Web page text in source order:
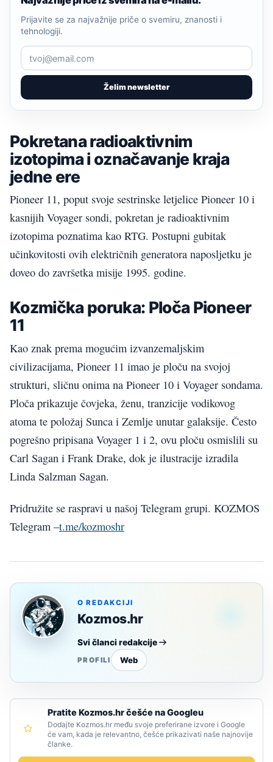
Želim newsletter
Prijavite se za najvažnije priče o svemiru, znanosti i
tehnologiji.
Pokretana radioaktivnim
izotopima i označavanje kraja
jedne ere
Pioneer 11, poput svoje sestrinske letjelice Pioneer 10 i
kasnijih Voyager sondi, pokretan je radioaktivnim
izotopima poznatima kao RTG. Postupni gubitak
učinkovitosti ovih električnih generatora naposljetku je
doveo do završetka misije 1995. godine.
Kozmička poruka: Ploča Pioneer
11
Kao znak prema mogućim izvanzemaljskim
civilizacijama, Pioneer 11 imao je ploču na svojoj
strukturi, sličnu onima na Pioneer 10 i Voyager sondama.
Ploča prikazuje čovjeka, ženu, tranzicije vodikovog
atoma te položaj Sunca i Zemlje unutar galaksije. Često
pogrešno pripisana Voyager 1 i 2, ovu ploču osmislili su
Carl Sagan i Frank Drake, dok je ilustracije izradila
Linda Salzman Sagan.
Pridružite se raspravi u našoj Telegram grupi. KOZMOS
Telegram –t.me/kozmoshr
O REDAKCIJI
Kozmos.hr
Svi članci redakcije
PROFILI Web
Pratite Kozmos.hr češće na Googleu
Dodajte Kozmos.hr među svoje preferirane izvore i Google
će vam, kada je relevantno, češće prikazivati naše najnovije
članke.